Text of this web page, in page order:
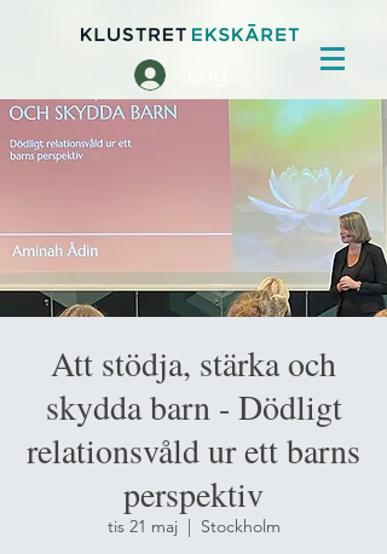
Att stödja, stärka och
skydda barn - Dödligt
relationsvåld ur ett barns
perspektiv
tis 21 maj
  |
Stockholm